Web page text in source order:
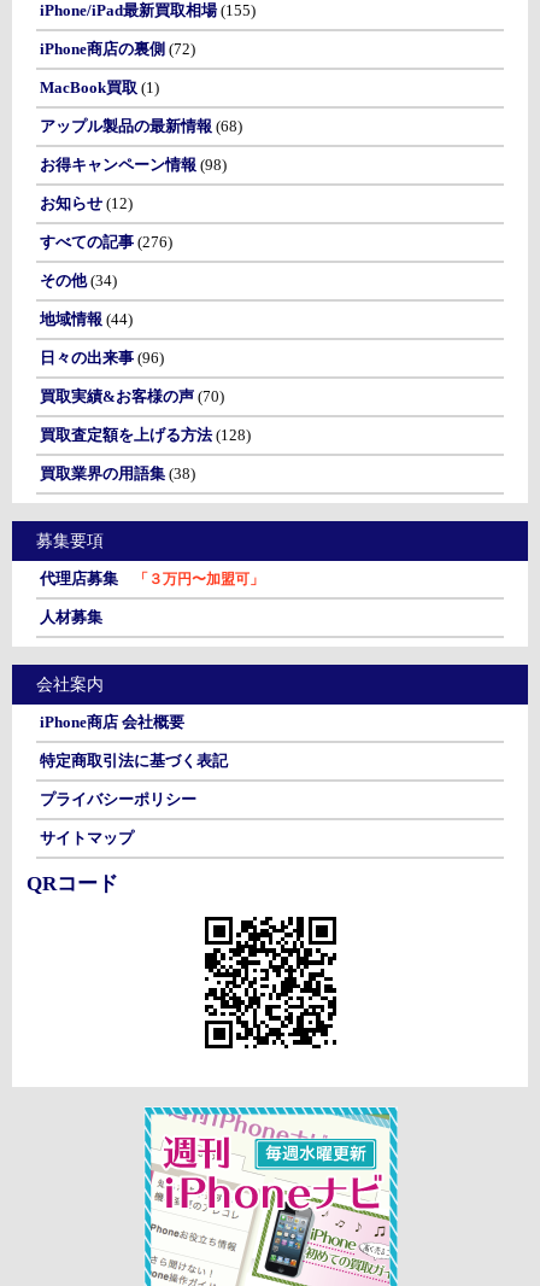
iPhone/iPad最新買取相場(155)
iPhone商店の裏側 (72)
MacBook買取 (1)
アップル製品の最新情報 (68)
お得キャンペーン情報 (98)
お知らせ(12)
すべての記事(276)
その他(34)
地域情報 (44)
日々の出来事(96)
買取実績&お客様の声(70)
買取査定額を上げる方法(128)
買取業界の用語集(38)
募集要項
代理店募集 「３万円〜加盟可」
人材募集
会社案内
iPhone商店 会社概要
特定商取引法に基づく表記
プライバシーポリシー
サイトマップ
QRコード